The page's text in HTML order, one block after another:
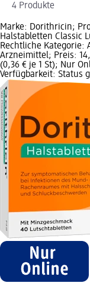
4 Produkte
Marke: Dorithricin;
Halstabletten Classic
Rechtliche Kategorie:
Arzneimittel; Preis:
(0,36 € je 1 St); Nur
Verfügbarkeit: Status